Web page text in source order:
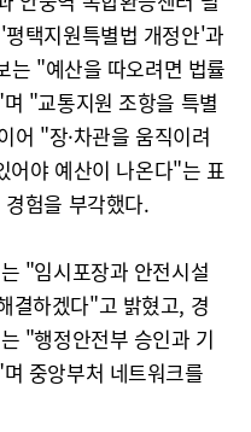
택지원특별법 개정안'과
는 "예산을 따오려면 법률
"교통지원 조항을 특별
어 "장·차관을 움직이려
어야 예산이 나온다"는 표
험을 부각했다.
"임시포장과 안전시설
결하겠다"고 밝혔고, 경
"행정안전부 승인과 기
중앙부처 네트워크를